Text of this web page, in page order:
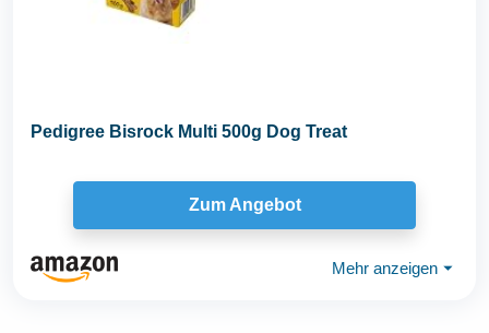
Pedigree Bisrock Multi 500g Dog Treat
Zum Angebot
Mehr anzeigen ⏷